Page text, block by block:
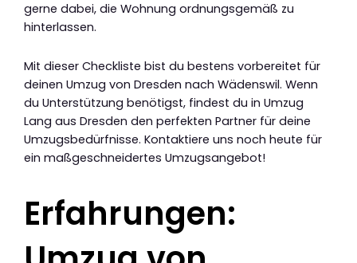
gerne dabei, die Wohnung ordnungsgemäß zu
hinterlassen.
Mit dieser Checkliste bist du bestens vorbereitet für
deinen Umzug von Dresden nach Wädenswil. Wenn
du Unterstützung benötigst, findest du in Umzug
Lang aus Dresden den perfekten Partner für deine
Umzugsbedürfnisse. Kontaktiere uns noch heute für
ein maßgeschneidertes Umzugsangebot!
Erfahrungen: